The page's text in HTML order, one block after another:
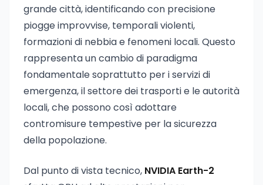
grande città, identificando con precisione
piogge improvvise, temporali violenti,
formazioni di nebbia e fenomeni locali. Questo
rappresenta un cambio di paradigma
fondamentale soprattutto per i servizi di
emergenza, il settore dei trasporti e le autorità
locali, che possono così adottare
contromisure tempestive per la sicurezza
della popolazione.
Dal punto di vista tecnico, NVIDIA Earth-2